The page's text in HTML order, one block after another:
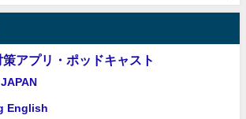
策アプリ・ポッドキャスト
English